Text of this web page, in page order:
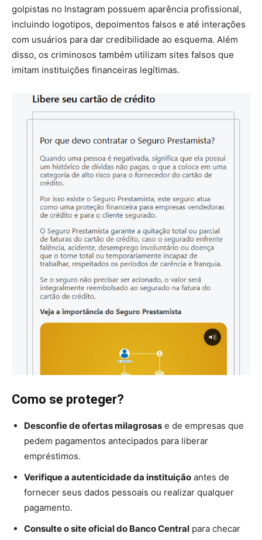
golpistas no Instagram possuem aparência profissional,
incluindo logotipos, depoimentos falsos e até interações
com usuários para dar credibilidade ao esquema. Além
disso, os criminosos também utilizam sites falsos que
imitam instituições financeiras legítimas.
Como se proteger?
Desconfie de ofertas milagrosas e de empresas que
pedem pagamentos antecipados para liberar
empréstimos.
Verifique a autenticidade da instituição antes de
fornecer seus dados pessoais ou realizar qualquer
pagamento.
Consulte o site oficial do Banco Central para checar